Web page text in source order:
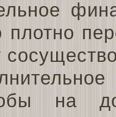
плотно
на